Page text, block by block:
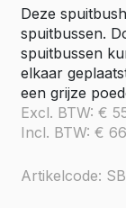
Deze
spuitbussen.
spuitbussen
elkaar
een grijze
Excl. BTW: €
Incl. BTW: €
Artikelcode: